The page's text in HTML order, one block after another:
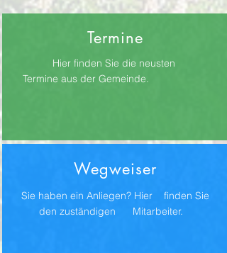
Termine
Hier finden Sie die neusten
Termine aus der Gemeinde.
Wegweiser
Sie haben ein Anliegen? Hier finden Sie
den zuständigen Mitarbeiter.